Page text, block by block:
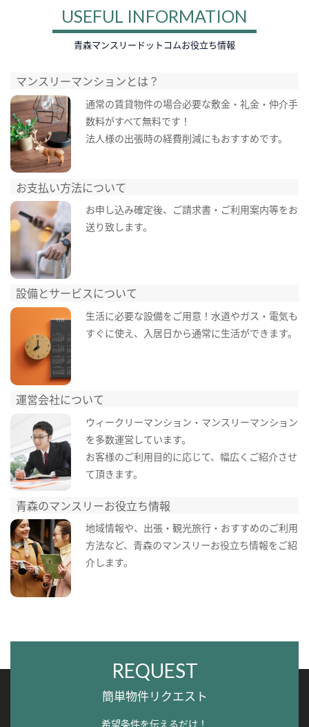
USEFUL INFORMATION
青森マンスリードットコムお役立ち情報
マンスリーマンションとは？
通常の賃貸物件の場合必要な敷金・礼金・仲介手
数料がすべて無料です！
法人様の出張時の経費削減にもおすすめです。
お支払い方法について
お申し込み確定後、ご請求書・ご利用案内等をお
送り致します。
設備とサービスについて
生活に必要な設備をご用意！水道やガス・電気も
すぐに使え、入居日から通常に生活ができます。
運営会社について
ウィークリーマンション・マンスリーマンション
を多数運営しています。
お客様のご利用目的に応じて、幅広くご紹介させ
て頂きます。
青森のマンスリーお役立ち情報
地域情報や、出張・観光旅行・おすすめのご利用
方法など、青森のマンスリーお役立ち情報をご紹
介します。
REQUEST
簡単物件リクエスト
希望条件を伝えるだけ！